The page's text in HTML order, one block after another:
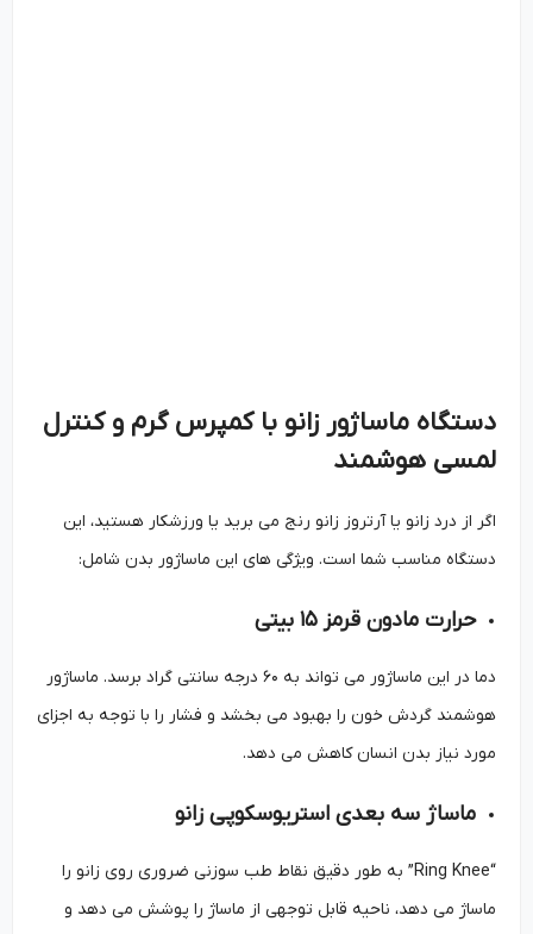
دستگاه ماساژور زانو با کمپرس گرم و کنترل
لمسی هوشمند
اگر از درد زانو یا آرتروز زانو رنج می برید یا ورزشکار هستید، این
دستگاه مناسب شما است. ویژگی های این ماساژور بدن شامل:
حرارت مادون قرمز ۱۵ بیتی
دما در این ماساژور می تواند به ۶۰ درجه سانتی گراد برسد. ماساژور
هوشمند گردش خون را بهبود می بخشد و فشار را با توجه به اجزای
مورد نیاز بدن انسان کاهش می دهد.
ماساژ سه بعدی استریوسکوپی زانو
“Ring Knee” به طور دقیق نقاط طب سوزنی ضروری روی زانو را
ماساژ می دهد، ناحیه قابل توجهی از ماساژ را پوشش می دهد و